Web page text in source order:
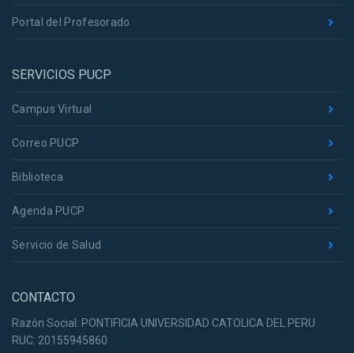
Portal del Profesorado
SERVICIOS PUCP
Campus Virtual
Correo PUCP
Biblioteca
Agenda PUCP
Servicio de Salud
CONTACTO
Razón Social: PONTIFICIA UNIVERSIDAD CATOLICA DEL PERU
RUC: 20155945860